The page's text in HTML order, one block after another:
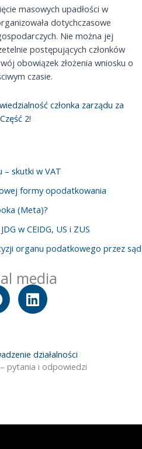
masowych upadłości w
dotychczasowe
Nie można jej
postępujących członków
obowiązek złożenia wniosku o
czasie.
członka zarządu za
2!
skutki w VAT
formy opodatkowania
(Meta)?
w CEIDG, US i ZUS
organu podatkowego przez sąd
media
L
i
e
d
działalności
pytania i odpowiedzi